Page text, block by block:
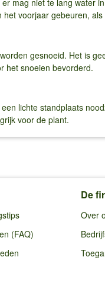
mag niet te lang water
voorjaar gebeuren,
gesnoeid. Het is
het snoeien bevorderd.
lichte standplaats
voor de plant.
(FAQ)
De
Over